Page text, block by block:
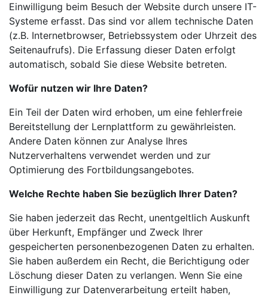
Einwilligung beim Besuch der Website durch unsere IT-
Systeme erfasst. Das sind vor allem technische Daten
(z.B. Internetbrowser, Betriebssystem oder Uhrzeit des
Seitenaufrufs). Die Erfassung dieser Daten erfolgt
automatisch, sobald Sie diese Website betreten.
Wofür nutzen wir Ihre Daten?
Ein Teil der Daten wird erhoben, um eine fehlerfreie
Bereitstellung der Lernplattform zu gewährleisten.
Andere Daten können zur Analyse Ihres
Nutzerverhaltens verwendet werden und zur
Optimierung des Fortbildungsangebotes.
Welche Rechte haben Sie bezüglich Ihrer Daten?
Sie haben jederzeit das Recht, unentgeltlich Auskunft
über Herkunft, Empfänger und Zweck Ihrer
gespeicherten personenbezogenen Daten zu erhalten.
Sie haben außerdem ein Recht, die Berichtigung oder
Löschung dieser Daten zu verlangen. Wenn Sie eine
Einwilligung zur Datenverarbeitung erteilt haben,